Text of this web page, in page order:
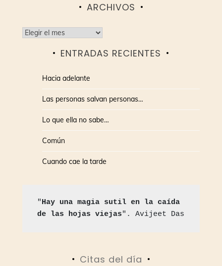
ARCHIVOS
Archivos
ENTRADAS RECIENTES
Hacia adelante
Las personas salvan personas…
Lo que ella no sabe…
Común
Cuando cae la tarde
"Hay una magia sutil en la caída
de las hojas viejas". Avijeet Das
Citas del día